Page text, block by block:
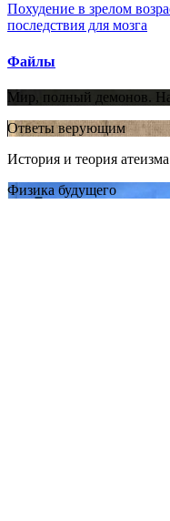
Похудение в зрелом
последствия для мозга
Файлы
Мир, полный демонов.
Ответы верующим
История и теория атеизма
Физика будущего